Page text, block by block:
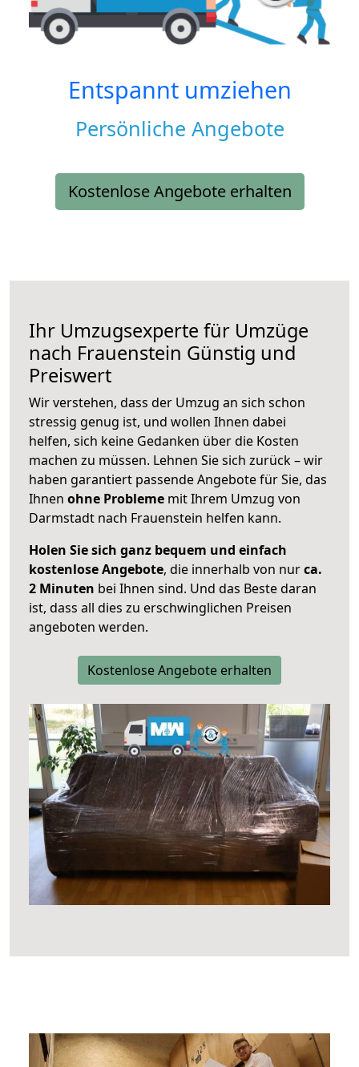
Entspannt umziehen
Persönliche Angebote
Kostenlose Angebote erhalten
Ihr Umzugsexperte für Umzüge
nach Frauenstein Günstig und
Preiswert
Wir verstehen, dass der Umzug an sich schon
stressig genug ist, und wollen Ihnen dabei
helfen, sich keine Gedanken über die Kosten
machen zu müssen. Lehnen Sie sich zurück – wir
haben garantiert passende Angebote für Sie, das
Ihnen ohne Probleme mit Ihrem Umzug von
Darmstadt nach Frauenstein helfen kann.
Holen Sie sich ganz bequem und einfach
kostenlose Angebote, die innerhalb von nurca.
2 Minuten bei Ihnen sind. Und das Beste daran
ist, dass all dies zu erschwinglichen Preisen
angeboten werden.
Kostenlose Angebote erhalten